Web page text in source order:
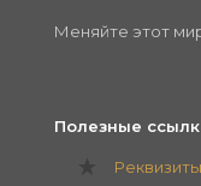
Меняйте этот
Полезные